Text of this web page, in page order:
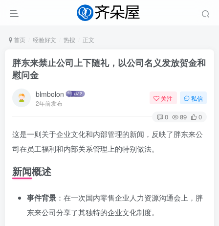
首页 经验好文 热搜 正文
胖东来禁止公司上下随礼，以公司名义发放贺金和
慰问金
blmbolon
2年前发布
关注 私信
0 89 0
这是一则关于企业文化和内部管理的新闻，反映了胖东来公
司在员工福利和内部关系管理上的特别做法。
新闻概述
事件背景 ：在一次国内零售企业人力资源沟通会上，胖
东来公司分享了其独特的企业文化制度。